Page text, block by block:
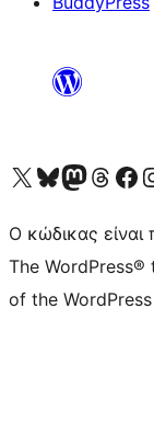
Visit our X (formerly Twitter) account
Visit our Bluesky account
Επισκεφθείτε τον λογαριασμό
Visit our
Ο κώδικας είναι
The
of the